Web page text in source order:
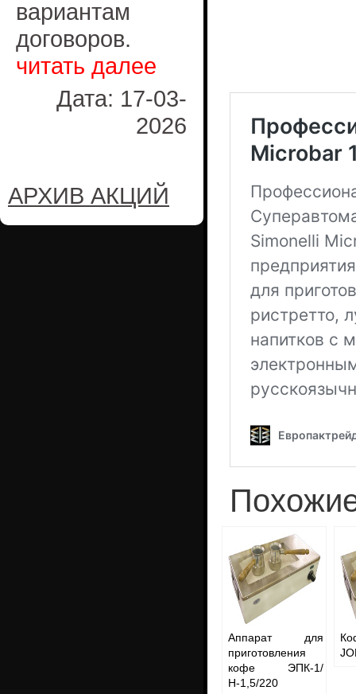
вариантам
договоров.
читать далее
Дата: 17-03-
2026
АРХИВ АКЦИЙ
Аппарат для
приготовления
кофе ЭПК-1/
Н-1,5/220